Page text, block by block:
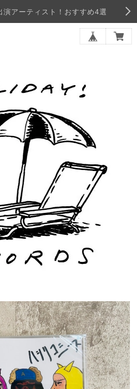
演アーティスト！おすすめ4選